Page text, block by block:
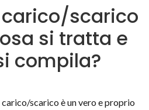
scarico
si tratta e
compila?
scarico è un vero e proprio